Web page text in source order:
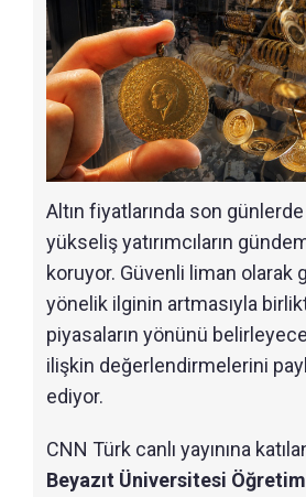
Altın fiyatlarında son
yükseliş yatırımcıların
koruyor. Güvenli liman olarak
yönelik ilginin artmasıyla
piyasaların yönünü
ilişkin değerlendirmelerini
ediyor.
CNN Türk canlı yayınına
Beyazıt Üniversitesi